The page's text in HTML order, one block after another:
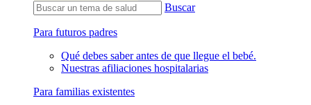
Buscar
Para futuros padres
Qué debes saber antes de que llegue el bebé.
Nuestras afiliaciones hospitalarias
Para familias existentes